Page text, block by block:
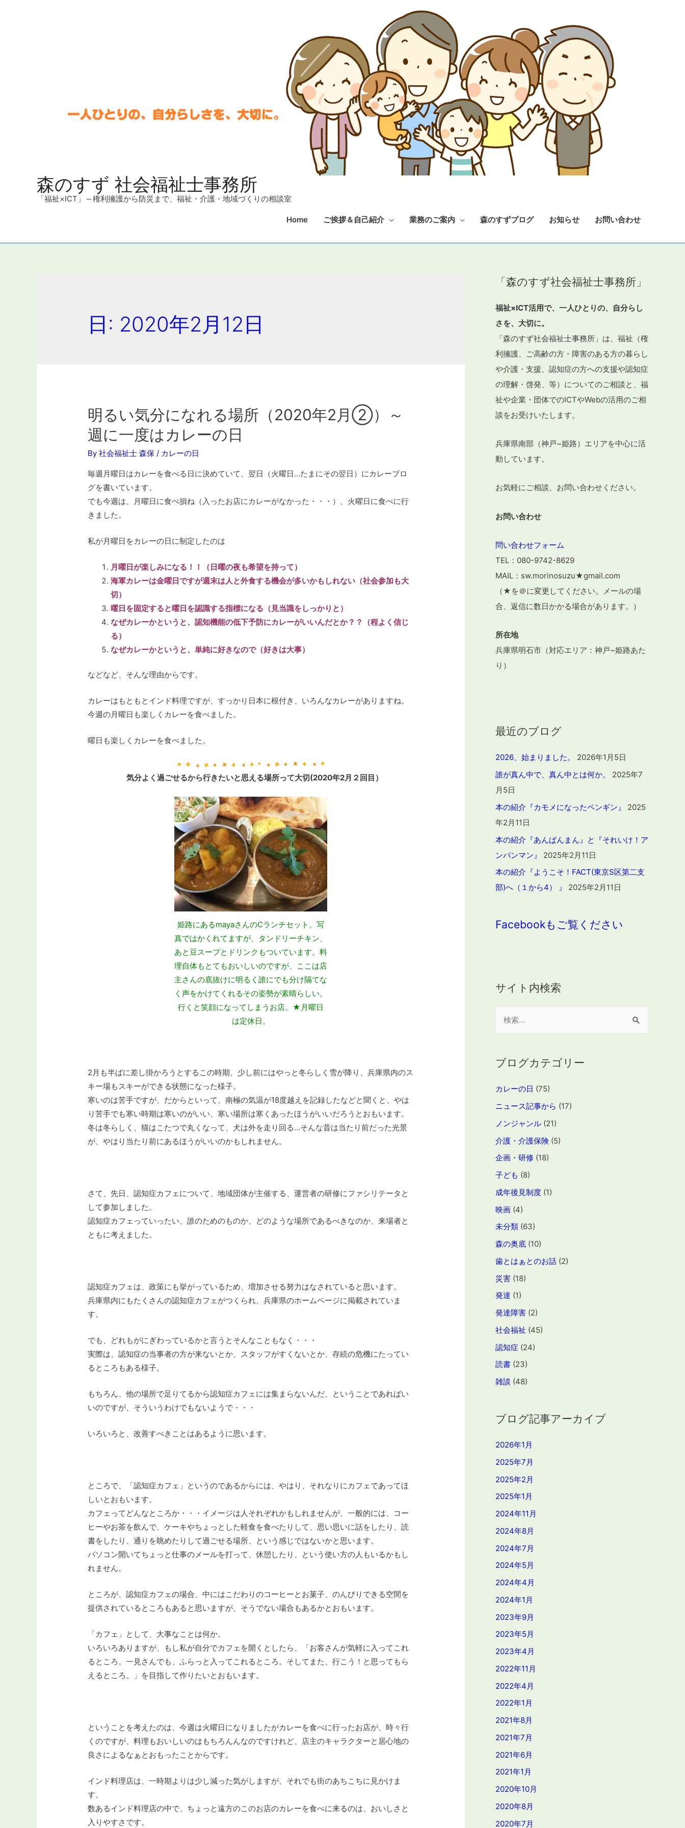
森のすず 社会福祉士事務所
「福祉×ICT」～権利擁護から防災まで、福祉・介護・地域づくりの相談室
Home ご挨拶＆自己紹介 業務のご案内 森のすずブログ お知らせ お問い合わせ
日: 2020年2月12日
明るい気分になれる場所（2020年2月②）～
週に一度はカレーの日
By社会福祉士 森保 / カレーの日
毎週月曜日はカレーを食べる日に決めていて、翌日（火曜日…たまにその翌日）にカレーブロ
グを書いています。
でも今週は、月曜日に食べ損ね（入ったお店にカレーがなかった・・・）、火曜日に食べに行
きました。
私が月曜日をカレーの日に制定したのは
月曜日が楽しみになる！！（日曜の夜も希望を持って）
海軍カレーは金曜日ですが週末は人と外食する機会が多いかもしれない（社会参加も大
切）
曜日を固定すると曜日を認識する指標になる（見当識をしっかりと）
なぜカレーかというと、認知機能の低下予防にカレーがいいんだとか？？（程よく信じ
る）
なぜカレーかというと、単純に好きなので（好きは大事）
などなど、そんな理由からです。
カレーはもともとインド料理ですが、すっかり日本に根付き、いろんなカレーがありますね。
今週の月曜日も楽しくカレーを食べました。
曜日も楽しくカレーを食べました。
気分よく過ごせるから行きたいと思える場所って大切(2020年2月２回目）
姫路にあるmayaさんのCランチセット。写
真ではかくれてますが、タンドリーチキン、
あと豆スープとドリンクもついています。料
理自体もとてもおいしいのですが、ここは店
主さんの底抜けに明るく誰にでも分け隔てな
く声をかけてくれるその姿勢が素晴らしい。
行くと笑顔になってしまうお店。★月曜日
は定休日。
2月も半ばに差し掛かろうとするこの時期、少し前にはやっと冬らしく雪が降り、兵庫県内のス
キー場もスキーができる状態になった様子。
寒いのは苦手ですが、だからといって、南極の気温が18度越えを記録したなどと聞くと、やは
り苦手でも寒い時期は寒いのがいい、寒い場所は寒くあったほうがいいだろうとおもいます。
冬は冬らしく、猫はこたつで丸くなって、犬は外を走り回る…そんな昔は当たり前だった光景
が、やはり当たり前にあるほうがいいのかもしれません。
さて、先日、認知症カフェについて、地域団体が主催する、運営者の研修にファシリテータと
して参加しました。
認知症カフェっていったい、誰のためのものか、どのような場所であるべきなのか、来場者と
ともに考えました。
認知症カフェは、政策にも挙がっているため、増加させる努力はなされていると思います。
兵庫県内にもたくさんの認知症カフェがつくられ、兵庫県のホームページに掲載されていま
す。
でも、どれもがにぎわっているかと言うとそんなこともなく・・・
実際は、認知症の当事者の方が来ないとか、スタッフがすくないとか、存続の危機にたってい
るところもある様子。
もちろん、他の場所で足りてるから認知症カフェには集まらないんだ、ということであればい
いのですが、そういうわけでもないようで・・・
いろいろと、改善すべきことはあるように思います。
ところで、「認知症カフェ」というのであるからには、やはり、それなりにカフェであってほ
しいとおもいます。
カフェってどんなところか・・・イメージは人それぞれかもしれませんが、一般的には、コー
ヒーやお茶を飲んで、ケーキやちょっとした軽食を食べたりして、思い思いに話をしたり、読
書をしたり、通りを眺めたりして過ごせる場所、という感じではないかと思います。
パソコン開いてちょっと仕事のメールを打って、休憩したり、という使い方の人もいるかもし
れません。
ところが、認知症カフェの場合、中にはこだわりのコーヒーとお菓子、のんびりできる空間を
提供されているところもあると思いますが、そうでない場合もあるかとおもいます。
「カフェ」として、大事なことは何か。
いろいろありますが、もし私が自分でカフェを開くとしたら、「お客さんが気軽に入ってこれ
るところ。一見さんでも、ふらっと入ってこれるところ。そしてまた、行こう！と思ってもら
えるところ。」を目指して作りたいとおもいます。
ということを考えたのは、今週は火曜日になりましたがカレーを食べに行ったお店が、時々行
くのですが、料理もおいしいのはもちろんんなのですけれど、店主のキャラクターと居心地の
良さによるなぁとおもったことからです。
インド料理店は、一時期よりは少し減った気がしますが、それでも街のあちこちに見かけま
す。
数あるインド料理店の中で、ちょっと遠方のこのお店のカレーを食べに来るのは、おいしさと
入りやすさです。
「森のすず社会福祉士事務所」
福祉×ICT活用で、一人ひとりの、自分らし
さを、大切に。
「森のすず社会福祉士事務所」は、福祉（権
利擁護、ご高齢の方・障害のある方の暮らし
や介護・支援、認知症の方への支援や認知症
の理解・啓発、等）についてのご相談と、福
祉や企業・団体でのICTやWebの活用のご相
談をお受けいたします。
兵庫県南部（神戸~姫路）エリアを中心に活
動しています。
お気軽にご相談、お問い合わせください。
お問い合わせ
問い合わせフォーム
TEL：080-9742-8629
MAIL：sw.morinosuzu★gmail.com
（★を＠に変更してください。メールの場
合、返信に数日かかる場合があります。）
所在地
兵庫県明石市（対応エリア：神戸~姫路あた
り）
最近のブログ
2026、始まりました。
2026年1月5日
誰が真ん中で、真ん中とは何か。
2025年7
月5日
本の紹介『カモメになったペンギン』
2025
年2月11日
本の紹介『あんぱんまん』と『それいけ！ア
ンパンマン』
2025年2月11日
本の紹介『ようこそ！FACT(東京S区第二支
部)へ（１から4） 』
2025年2月11日
Facebookもご覧ください
サイト内検索
ブログカテゴリー
カレーの日 (75)
ニュース記事から (17)
ノンジャンル (21)
介護・介護保険 (5)
企画・研修 (18)
子ども (8)
成年後見制度 (1)
映画 (4)
未分類 (63)
森の奥底 (10)
歯とはぁとのお話 (2)
災害 (18)
発達 (1)
発達障害 (2)
社会福祉 (45)
認知症 (24)
読書 (23)
雑談 (48)
ブログ記事アーカイブ
2026年1月
2025年7月
2025年2月
2025年1月
2024年11月
2024年8月
2024年7月
2024年5月
2024年4月
2024年1月
2023年9月
2023年5月
2023年4月
2022年11月
2022年4月
2022年1月
2021年8月
2021年7月
2021年6月
2021年1月
2020年10月
2020年8月
2020年7月